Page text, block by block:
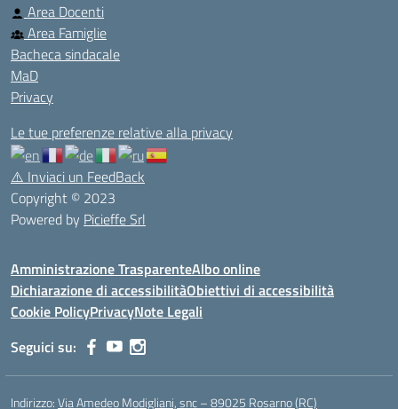
Area Docenti
Area Famiglie
Bacheca sindacale
MaD
Privacy
Le tue preferenze relative alla privacy
⚠️ Inviaci un FeedBack
Copyright © 2023
Powered by Picieffe Srl
Amministrazione TrasparenteAlbo online
Dichiarazione di accessibilitàObiettivi di accessibilità
Cookie PolicyPrivacyNote Legali
Seguici su:
Indirizzo:Via Amedeo Modigliani, snc – 89025 Rosarno (RC)